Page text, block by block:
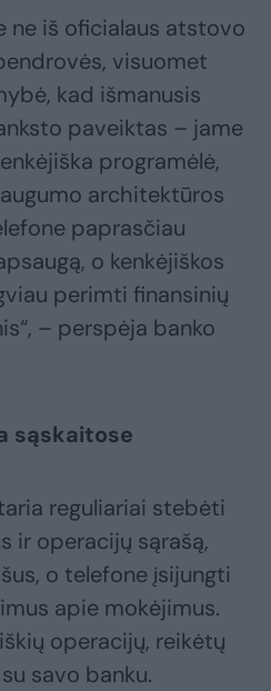
ne iš oficialaus atstovo
visuomet
kad išmanusis
paveiktas – jame
programėlė,
architektūros
paprasčiau
o kenkėjiškos
perimti finansinių
– perspėja banko
sąskaitose
reguliariai stebėti
ir operacijų sąrašą,
o telefone įsijungti
apie mokėjimus.
operacijų, reikėtų
savo banku.